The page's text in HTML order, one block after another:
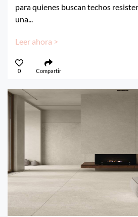
para quienes buscan techos
una...
Leer ahora >
0 Compartir